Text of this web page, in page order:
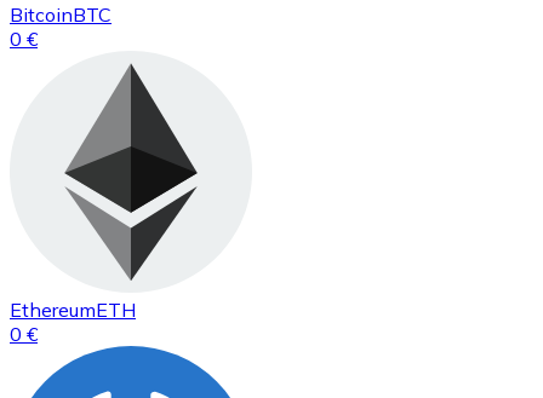
BitcoinBTC
0 €
EthereumETH
0 €